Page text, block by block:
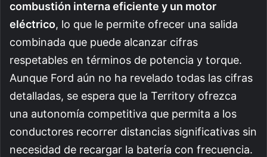
combustión interna eficiente y un motor
eléctrico, lo que le permite ofrecer una salida
combinada que puede alcanzar cifras
respetables en términos de potencia y torque.
Aunque Ford aún no ha revelado todas las cifras
detalladas, se espera que la Territory ofrezca
una autonomía competitiva que permita a los
conductores recorrer distancias significativas sin
necesidad de recargar la batería con frecuencia.